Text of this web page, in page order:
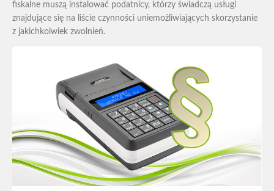
fiskalne muszą instalować podatnicy, którzy świadczą usługi
znajdujące się na liście czynności uniemożliwiających skorzystanie
z jakichkolwiek zwolnień.